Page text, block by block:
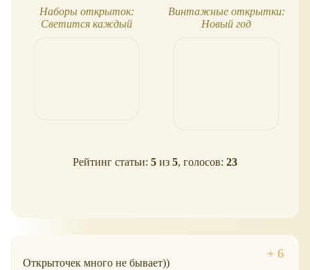
Наборы открыток:
Светится каждый
Винтажные открытки:
Новый год
Рейтинг статьи: 5 из 5, голосов: 23
Открыточек много не бывает))